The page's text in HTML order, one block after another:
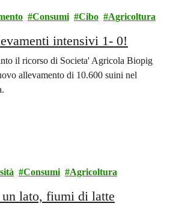
Consumi Cibo Agricoltura
intensivi 1- 0!
il ricorso di Societa' Agricola Biopig
allevamento di 10.600 suini nel
Consumi Agricoltura
lato, fiumi di latte